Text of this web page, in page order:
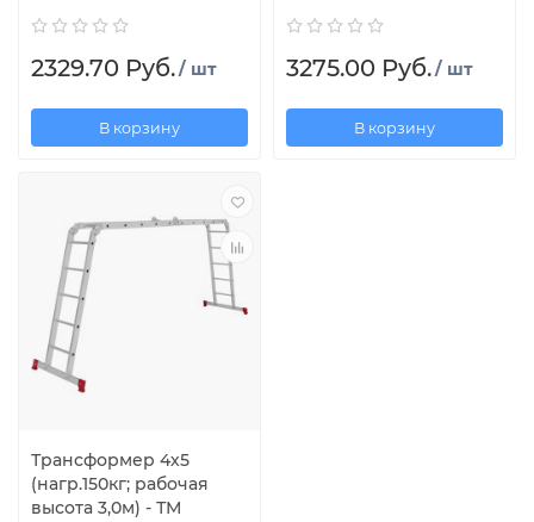
2329.70 Руб./ шт
В корзину
3275.00 Руб./ шт
В корзину
Трансформер 4х5
(нагр.150кг; рабочая
высота 3,0м) - ТМ